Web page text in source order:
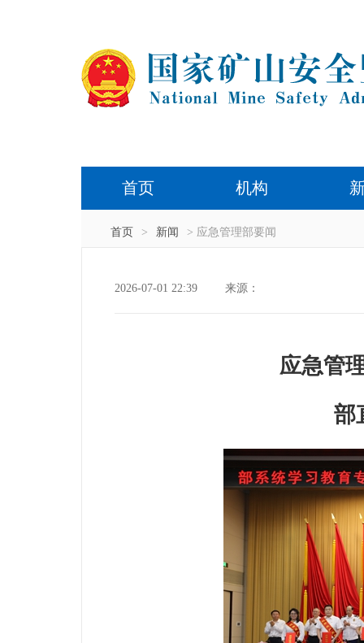
首页 机构
首页 > 新闻 > 应急管理部要闻
2026-07-01 22:39 来源：
应急管
部